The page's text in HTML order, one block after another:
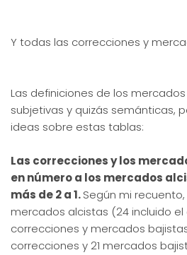
Y todas las correcciones y
Las definiciones de los
subjetivas y quizás semánticas,
ideas sobre estas tablas:
Las correcciones y los
en número a los mercados
más de 2 a 1.Según mi
mercados alcistas (24 incluido el
correcciones y mercados
correcciones y 21 mercados